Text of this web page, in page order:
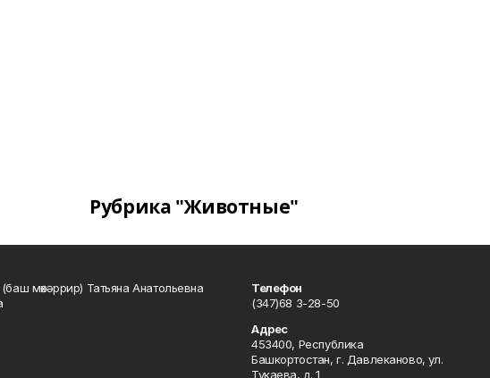
Рубрика "Животные"
мөхәррир) Татьяна Анатольевна
Телефон
(347)68 3-28-50
Адрес
453400, Республика
Башкортостан, г. Давлеканово, ул.
Тукаева, д. 1